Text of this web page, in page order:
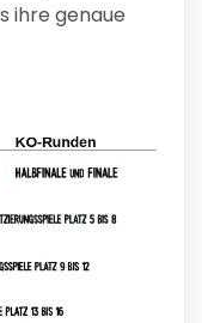
ihre genaue